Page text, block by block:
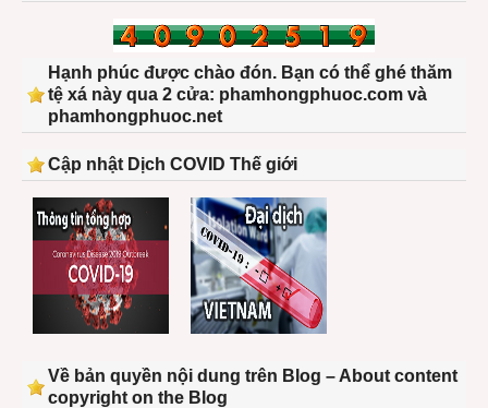
Hạnh phúc được chào đón. Bạn có thể ghé thăm
tệ xá này qua 2 cửa: phamhongphuoc.com và
phamhongphuoc.net
Cập nhật Dịch COVID Thế giới
Về bản quyền nội dung trên Blog – About content
copyright on the Blog